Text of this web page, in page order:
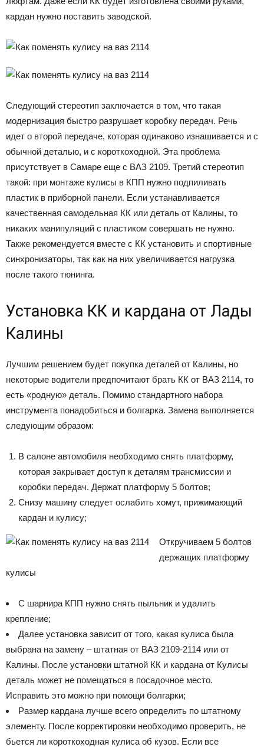
кардан нужно поставить заводской.
Следующий стереотип заключается в том, что такая
модернизация быстро разрушает коробку передач. Речь
идет о второй передаче, которая одинаково изнашивается и с
обычной деталью, и с короткоходной. Эта проблема
присутствует в Самаре еще с ВАЗ 2109. Третий стереотип
такой: при монтаже кулисы в КПП нужно подпиливать
пластик в приборной панели. Если устанавливается
качественная самодельная КК или деталь от Калины, то
никаких манипуляций с пластиком совершать не нужно.
Также рекомендуется вместе с КК установить и спортивные
синхронизаторы, так как на них увеличивается нагрузка
после такого тюнинга.
Установка КК и кардана от Лады
Калины
Лучшим решением будет покупка деталей от Калины, но
некоторые водители предпочитают брать КК от ВАЗ 2114, то
есть «родную» деталь. Помимо стандартного набора
инструмента понадобиться и болгарка. Замена выполняется
следующим образом:
В салоне автомобиля необходимо снять платформу,
которая закрывает доступ к деталям трансмиссии и
коробки передач. Держат платформу 5 болтов;
Снизу машину следует ослабить хомут, прижимающий
кардан и кулису;
Откручиваем 5 болтов
держащих платформу
кулисы
С шарнира КПП нужно снять пыльник и удалить
крепление;
Далее установка зависит от того, какая кулиса была
выбрана на замену – штатная от ВАЗ 2109-2114 или от
Калины. После установки штатной КК и кардана от Кулисы
деталь может не помещаться в посадочное место.
Исправить это можно при помощи болгарки;
Размер кардана лучше всего определить по штатному
элементу. После корректировки необходимо проверить, не
бьется ли короткоходная кулиса об кузов. Если все